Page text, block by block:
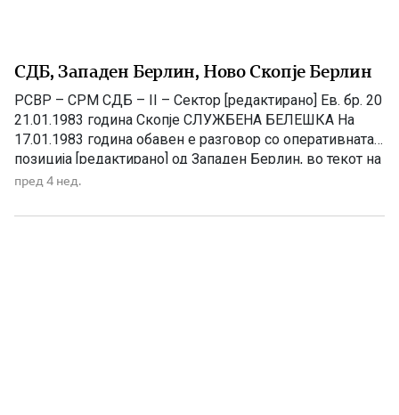
СДБ, Западен Берлин, Ново Скопје Берлин
РСВР – СРМ СДБ – II – Сектор [редактирано] Ев. бр. 20
21.01.1983 година Скопје СЛУЖБЕНА БЕЛЕШКА На
17.01.1983 година обавен е разговор со оперативната
позиција [редактирано] од Западен Берлин, во текот на
кој го презентира следното: „При крајот на 1981 година
како „Пуре“) и од самиот […]
пред 4 нед.